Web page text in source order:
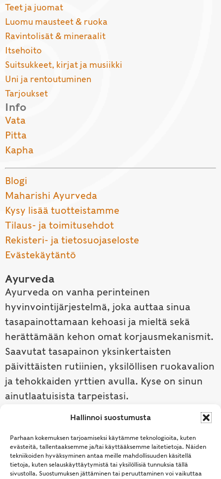
Hallinnoi suostumusta
Parhaan kokemuksen tarjoamiseksi käytämme teknologioita, kuten
evästeitä, tallentaaksemme ja/tai käyttääksemme laitetietoja. Näiden
tekniikoiden hyväksyminen antaa meille mahdollisuuden käsitellä
tietoja, kuten selauskäyttäytymistä tai yksilöllisiä tunnuksia tällä
sivustolla. Suostumuksen jättäminen tai peruuttaminen voi vaikuttaa
Teet ja juomat
Luomu mausteet & ruoka
Ravintolisät & mineraalit
Itsehoito
Suitsukkeet, kirjat ja musiikki
Uni ja rentoutuminen
Tarjoukset
Info
Vata
Pitta
Kapha
Blogi
Maharishi Ayurveda
Kysy lisää tuotteistamme
Tilaus- ja toimitusehdot
Rekisteri- ja tietosuojaseloste
Evästekäytäntö
Ayurveda
Ayurveda on vanha perinteinen
hyvinvointijärjestelmä, joka auttaa sinua
tasapainottamaan kehoasi ja mieltä sekä
herättämään kehon omat korjausmekanismit.
Saavutat tasapainon yksinkertaisten
päivittäisten rutiinien, yksilöllisen ruokavalion
ja tehokkaiden yrttien avulla. Kyse on sinun
ainutlaatuisista tarpeistasi.
Tutustu ayurvedaan →